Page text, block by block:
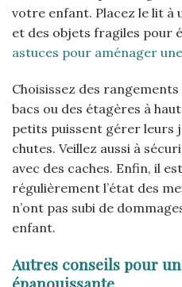
votre enfant. Placez le lit à
et des objets fragiles pour
astuces pour aménager
Choisissez des
bacs ou des étagères à
petits puissent gérer leurs
chutes. Veillez aussi à
avec des caches. Enfin, il
régulièrement l’état des
n’ont pas subi de
enfant.
Autres conseils pour